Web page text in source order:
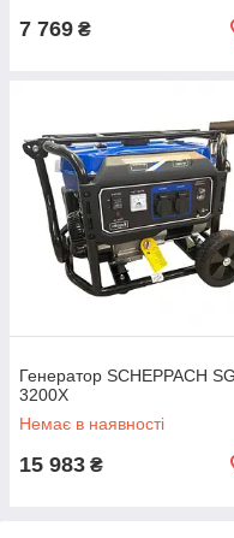
7 769 ₴
Генератор SCHEPPACH SG
3200X
Немає в наявності
15 983 ₴